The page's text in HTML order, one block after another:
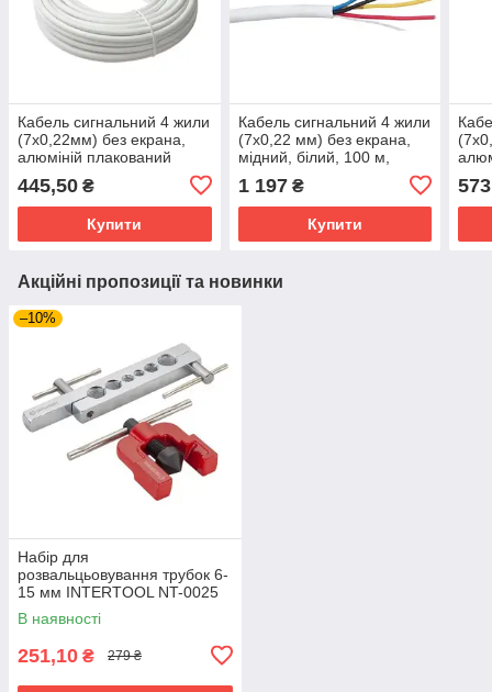
Кабель сигнальний 4 жили
(7х0,22мм) без екрана,
алюміній плакований
EUROSAT
445,50 ₴
Купити
Кабель сигнальний 4 жили
(7x0,22 мм) без екрана,
мідний, білий, 100 м,
1 197₴
Купити
Акційні пропозиції та новинки
–10%
Набір для
розвальцьовування трубок 6-
15 мм INTERTOOL NT-0025
В наявності
251,10 ₴ 279 ₴